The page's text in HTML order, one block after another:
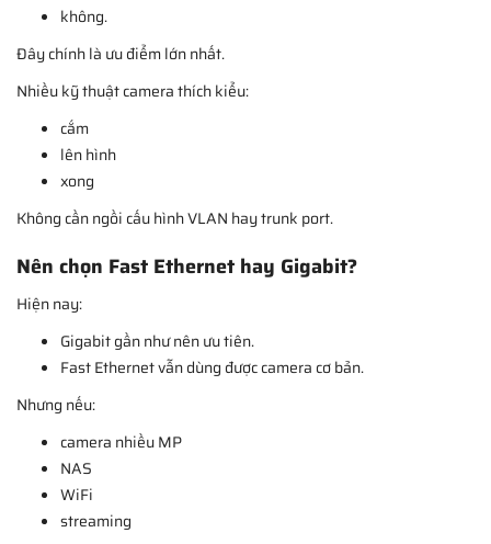
không.
Đây chính là ưu điểm lớn nhất.
Nhiều kỹ thuật camera thích kiểu:
cắm
lên hình
xong
Không cần ngồi cấu hình VLAN hay trunk port.
Nên chọn Fast Ethernet hay Gigabit?
Hiện nay:
Gigabit gần như nên ưu tiên.
Fast Ethernet vẫn dùng được camera cơ bản.
Nhưng nếu:
camera nhiều MP
NAS
WiFi
streaming